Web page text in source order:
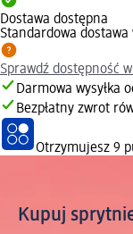
Dostawa dostępna
Standardowa dostawa
Sprawdź dostępność
Darmowa wysyłka
Bezpłatny zwrot
Otrzymujesz 9
Kupuj